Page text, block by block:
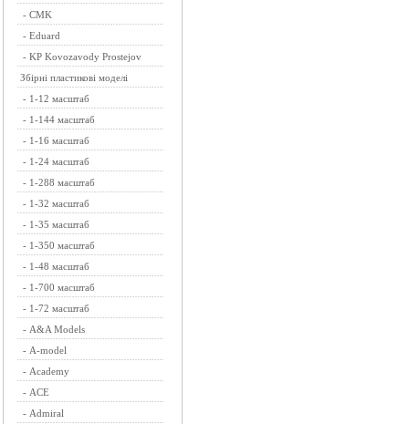
- CMK
- Eduard
- KP Kovozavody Prostejov
Збірні пластикові моделі
- 1-12 масштаб
- 1-144 масштаб
- 1-16 масштаб
- 1-24 масштаб
- 1-288 масштаб
- 1-32 масштаб
- 1-35 масштаб
- 1-350 масштаб
- 1-48 масштаб
- 1-700 масштаб
- 1-72 масштаб
- A&A Models
- A-model
- Academy
- ACE
- Admiral